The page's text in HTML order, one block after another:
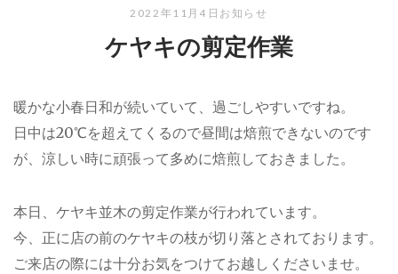
2022年11月4日 お知らせ
ケヤキの剪定作業
暖かな小春日和が続いていて、過ごしやすいですね。
日中は20℃を超えてくるので昼間は焙煎できないのです
が、涼しい時に頑張って多めに焙煎しておきました。
本日、ケヤキ並木の剪定作業が行われています。
今、正に店の前のケヤキの枝が切り落とされております。
ご来店の際には十分お気をつけてお越しくださいませ。